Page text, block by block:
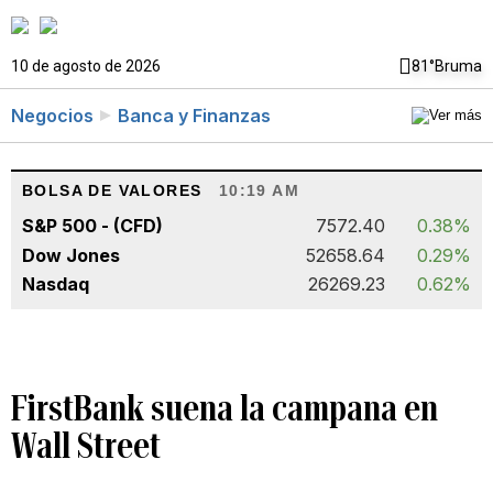
10 de agosto de 2026 81°Bruma
Negocios Banca y Finanzas
BOLSA DE VALORES 10:19 AM
S&P 500 - (CFD) 7572.40
0.38%
Dow Jones
52658.64
0.29%
Nasdaq
26269.23 0.62%
FirstBank suena la campana en
Wall Street